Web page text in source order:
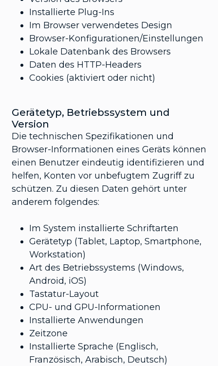
Installierte Plug-Ins
Im Browser verwendetes Design
Browser-Konfigurationen/Einstellungen
Lokale Datenbank des Browsers
Daten des HTTP-Headers
Cookies (aktiviert oder nicht)
Gerätetyp, Betriebssystem und
Version
Die technischen Spezifikationen und
Browser-Informationen eines Geräts können
einen Benutzer eindeutig identifizieren und
helfen, Konten vor unbefugtem Zugriff zu
schützen. Zu diesen Daten gehört unter
anderem folgendes:
Im System installierte Schriftarten
Gerätetyp (Tablet, Laptop, Smartphone,
Workstation)
Art des Betriebssystems (Windows,
Android, iOS)
Tastatur-Layout
CPU- und GPU-Informationen
Installierte Anwendungen
Zeitzone
Installierte Sprache (Englisch,
Französisch, Arabisch, Deutsch)